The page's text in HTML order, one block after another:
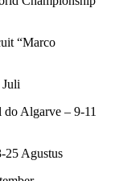
“Marco
Algarve – 9-11
25 Agustus